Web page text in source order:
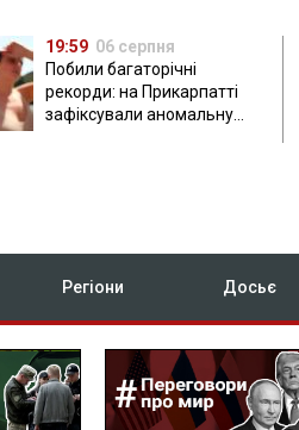
19:59 06 серпня
Побили багаторічні
рекорди: на Прикарпатті
зафіксували аномальну
Регіони Досьє